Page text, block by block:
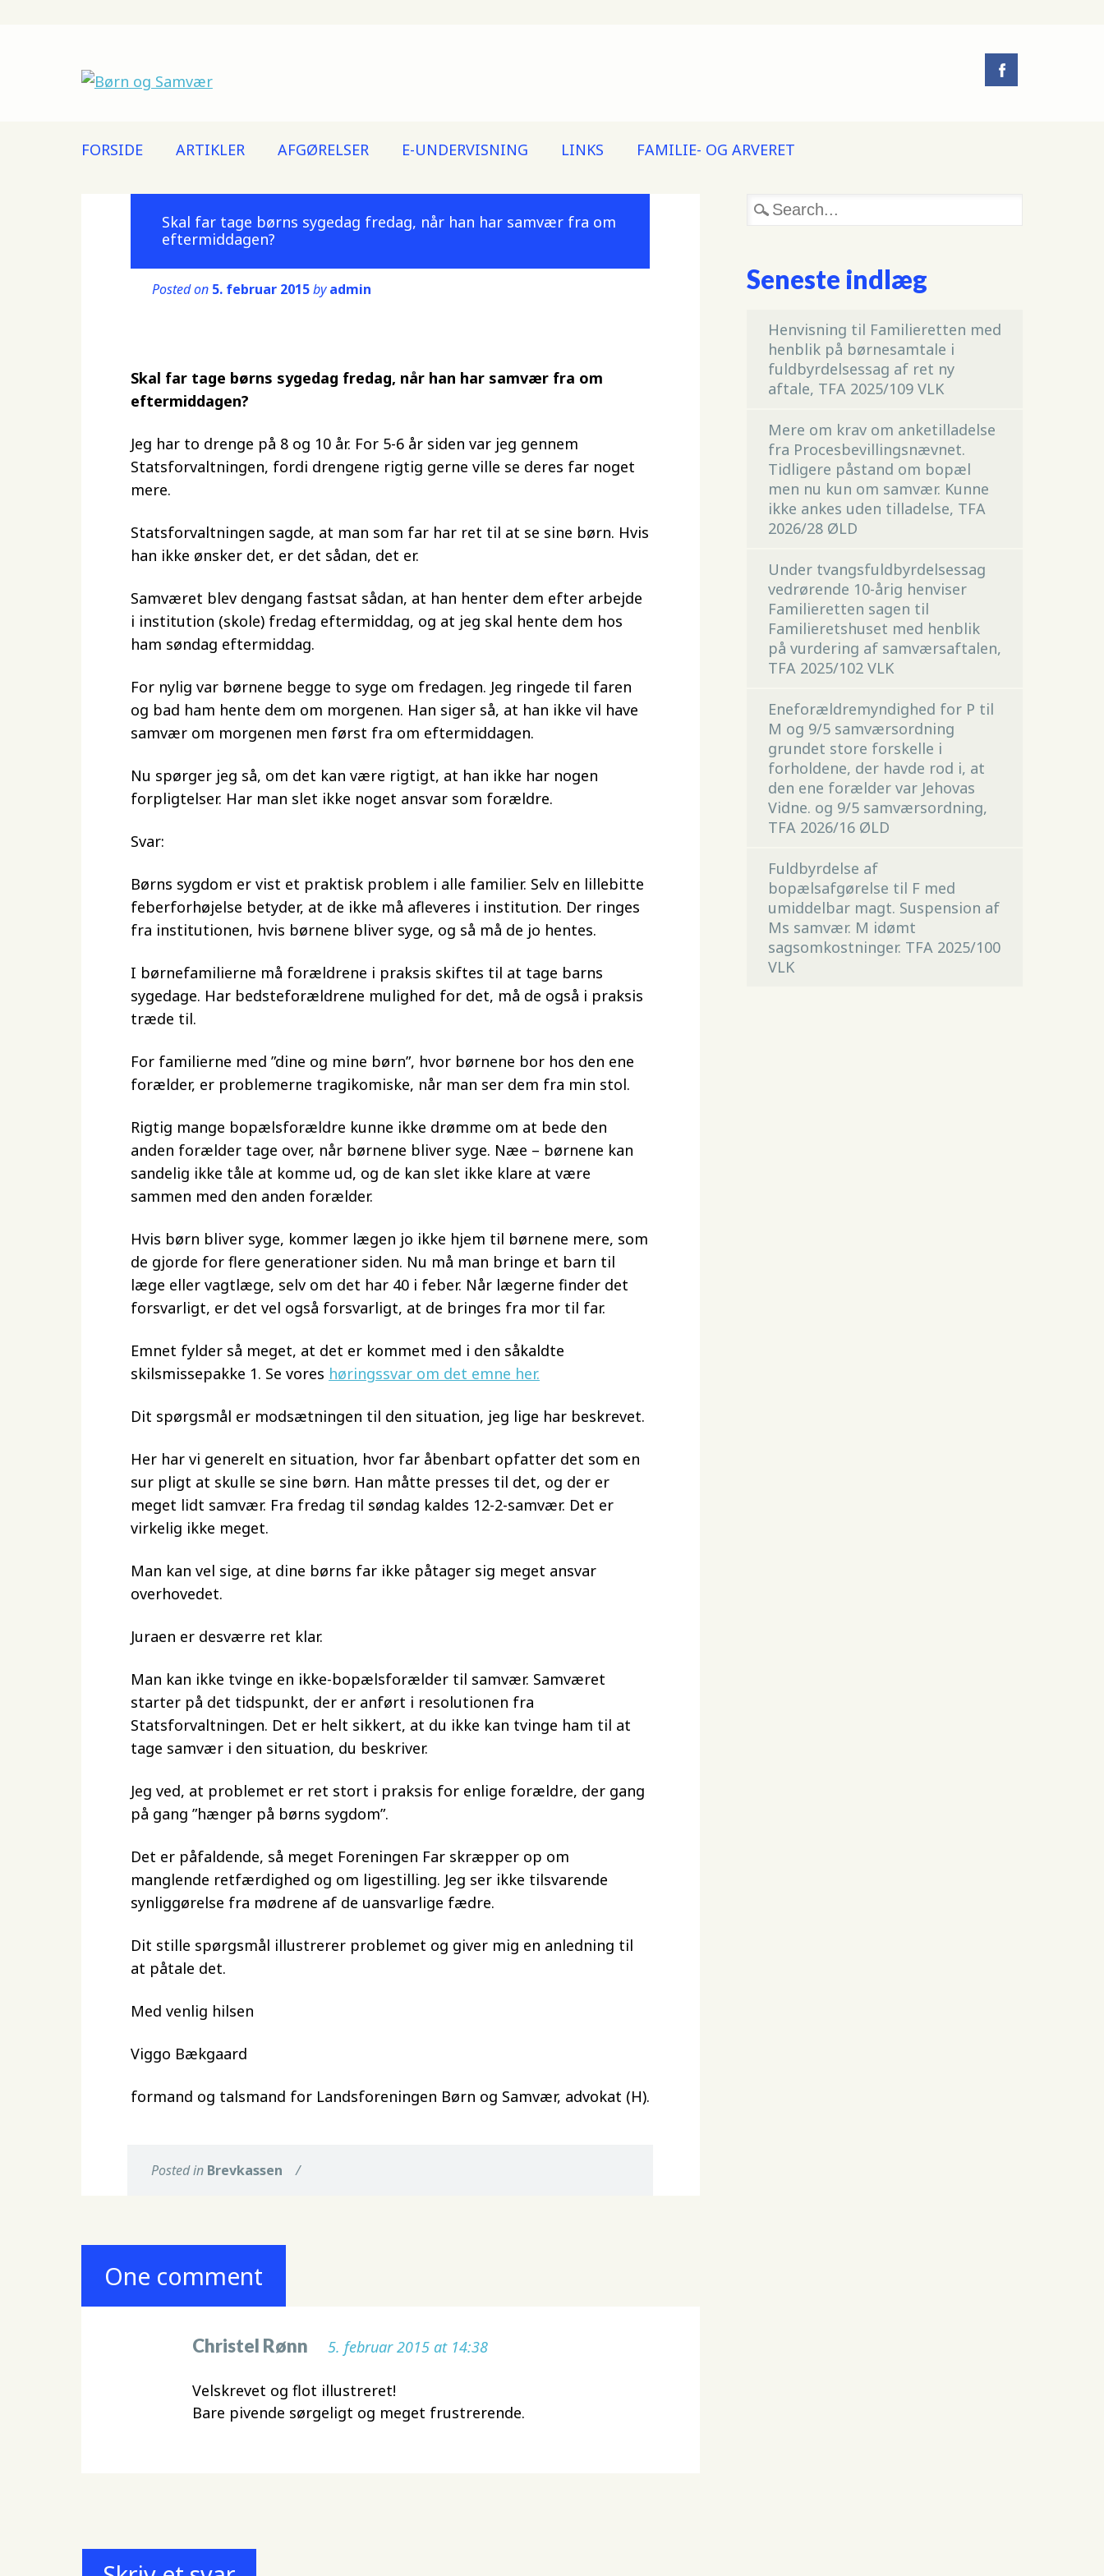
Main menu
Skip
FORSIDE ARTIKLER AFGØRELSER E-UNDERVISNING LINKS FAMILIE- OG ARVERET
Skal far tage børns sygedag fredag, når han har samvær fra om
eftermiddagen?
Posted on 5. februar 2015 byadmin
Skal far tage børns sygedag fredag, når han har samvær fra om
eftermiddagen?
Jeg har to drenge på 8 og 10 år. For 5-6 år siden var jeg gennem
Statsforvaltningen, fordi drengene rigtig gerne ville se deres far noget
mere.
Statsforvaltningen sagde, at man som far har ret til at se sine børn. Hvis
han ikke ønsker det, er det sådan, det er.
Samværet blev dengang fastsat sådan, at han henter dem efter arbejde
i institution (skole) fredag eftermiddag, og at jeg skal hente dem hos
ham søndag eftermiddag.
For nylig var børnene begge to syge om fredagen. Jeg ringede til faren
og bad ham hente dem om morgenen. Han siger så, at han ikke vil have
samvær om morgenen men først fra om eftermiddagen.
Nu spørger jeg så, om det kan være rigtigt, at han ikke har nogen
forpligtelser. Har man slet ikke noget ansvar som forældre.
Svar:
Børns sygdom er vist et praktisk problem i alle familier. Selv en lillebitte
feberforhøjelse betyder, at de ikke må afleveres i institution. Der ringes
fra institutionen, hvis børnene bliver syge, og så må de jo hentes.
I børnefamilierne må forældrene i praksis skiftes til at tage barns
sygedage. Har bedsteforældrene mulighed for det, må de også i praksis
træde til.
For familierne med ”dine og mine børn”, hvor børnene bor hos den ene
forælder, er problemerne tragikomiske, når man ser dem fra min stol.
Rigtig mange bopælsforældre kunne ikke drømme om at bede den
anden forælder tage over, når børnene bliver syge. Næe – børnene kan
sandelig ikke tåle at komme ud, og de kan slet ikke klare at være
sammen med den anden forælder.
Hvis børn bliver syge, kommer lægen jo ikke hjem til børnene mere, som
de gjorde for flere generationer siden. Nu må man bringe et barn til
læge eller vagtlæge, selv om det har 40 i feber. Når lægerne finder det
forsvarligt, er det vel også forsvarligt, at de bringes fra mor til far.
Emnet fylder så meget, at det er kommet med i den såkaldte
skilsmissepakke 1. Se vores høringssvar om det emne her.
Dit spørgsmål er modsætningen til den situation, jeg lige har beskrevet.
Her har vi generelt en situation, hvor far åbenbart opfatter det som en
sur pligt at skulle se sine børn. Han måtte presses til det, og der er
meget lidt samvær. Fra fredag til søndag kaldes 12-2-samvær. Det er
virkelig ikke meget.
Man kan vel sige, at dine børns far ikke påtager sig meget ansvar
overhovedet.
Juraen er desværre ret klar.
Man kan ikke tvinge en ikke-bopælsforælder til samvær. Samværet
starter på det tidspunkt, der er anført i resolutionen fra
Statsforvaltningen. Det er helt sikkert, at du ikke kan tvinge ham til at
tage samvær i den situation, du beskriver.
Jeg ved, at problemet er ret stort i praksis for enlige forældre, der gang
på gang ”hænger på børns sygdom”.
Det er påfaldende, så meget Foreningen Far skræpper op om
manglende retfærdighed og om ligestilling. Jeg ser ikke tilsvarende
synliggørelse fra mødrene af de uansvarlige fædre.
Dit stille spørgsmål illustrerer problemet og giver mig en anledning til
at påtale det.
Med venlig hilsen
Viggo Bækgaard
formand og talsmand for Landsforeningen Børn og Samvær, advokat (H).
Posted in Brevkassen /
One comment
Christel Rønn 5. februar 2015 at 14:38
Velskrevet og flot illustreret!
Bare pivende sørgeligt og meget frustrerende.
Seneste indlæg
Henvisning til Familieretten med
henblik på børnesamtale i
fuldbyrdelsessag af ret ny
aftale, TFA 2025/109 VLK
Mere om krav om anketilladelse
fra Procesbevillingsnævnet.
Tidligere påstand om bopæl
men nu kun om samvær. Kunne
ikke ankes uden tilladelse, TFA
2026/28 ØLD
Under tvangsfuldbyrdelsessag
vedrørende 10-årig henviser
Familieretten sagen til
Familieretshuset med henblik
på vurdering af samværsaftalen,
TFA 2025/102 VLK
Eneforældremyndighed for P til
M og 9/5 samværsordning
grundet store forskelle i
forholdene, der havde rod i, at
den ene forælder var Jehovas
Vidne. og 9/5 samværsordning,
TFA 2026/16 ØLD
Fuldbyrdelse af
bopælsafgørelse til F med
umiddelbar magt. Suspension af
Ms samvær. M idømt
sagsomkostninger. TFA 2025/100
VLK